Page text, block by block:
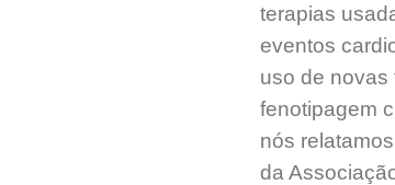
terapias
eventos
uso de novas
fenotipagem
nós
da